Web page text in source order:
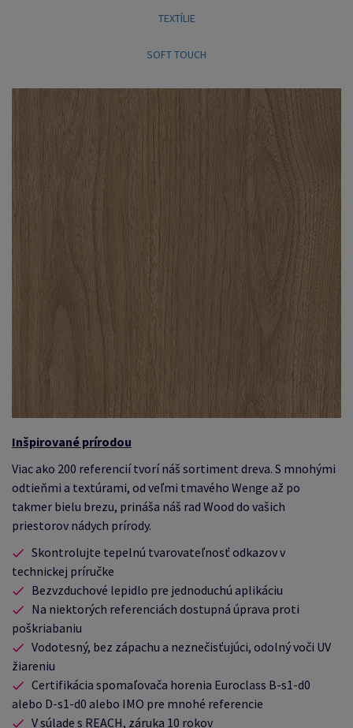
TEXTÍLIE
SOFT TOUCH
Inšpirované prírodou
Viac ako 200 referencií tvorí náš sortiment dreva. S mnohými
odtieňmi a textúrami, od veľmi tmavého Wenge až po
takmer bielu brezu, prináša náš rad Wood do vašich
priestorov nádych prírody.
Skontrolujte tepelnú tvarovateľnosť odkazov v
technickej príručke
Bezvzduchové lepidlo pre jednoduchú aplikáciu
Na niektorých referenciách dostupná úprava proti
poškriabaniu
Vodotesný, bez zápachu a neznečisťujúci, odolný voči UV
žiareniu
Certifikácia spomaľovača horenia Euroclass B-s1-d0
alebo D-s1-d0 alebo IMO pre mnohé referencie
V súlade s REACH, záruka 10 rokov